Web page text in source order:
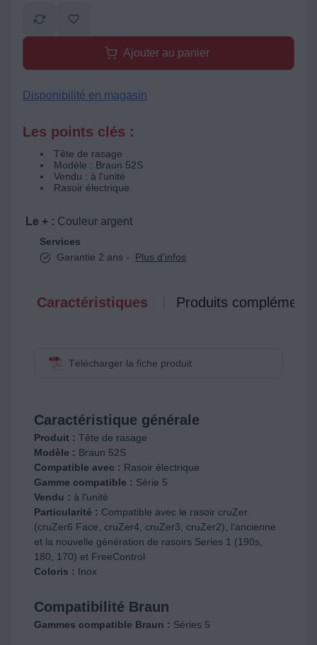
Ajouter au panier
Disponibilité en magasin
Les points clés :
Tête de rasage
Modèle : Braun 52S
Vendu : à l'unité
Rasoir électrique
Le + : Couleur argent
Services
Garantie 2 ans -
Plus d'infos
Caractéristiques Produits
Télécharger la fiche produit
Caractéristique générale
Produit : Tête de rasage
Modèle : Braun 52S
Compatible avec : Rasoir électrique
Gamme compatible : Série 5
Vendu : à l'unité
Particularité : Compatible avec le rasoir cruZer
(cruZer6 Face, cruZer4, cruZer3, cruZer2), l'ancienne
et la nouvelle génération de rasoirs Series 1 (190s,
180, 170) et FreeControl
Coloris : Inox
Compatibilité Braun
Gammes compatible Braun : Séries 5